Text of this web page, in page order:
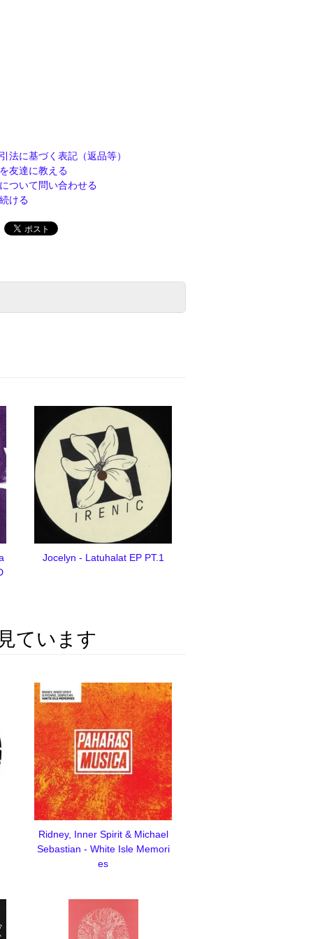
法に基づく表記（返品等）
友達に教える
ついて問い合わせる
ける
Jocelyn - Latuhalat EP PT.1
ています
Ridney, Inner Spirit & Michael
Sebastian - White Isle Memori
es